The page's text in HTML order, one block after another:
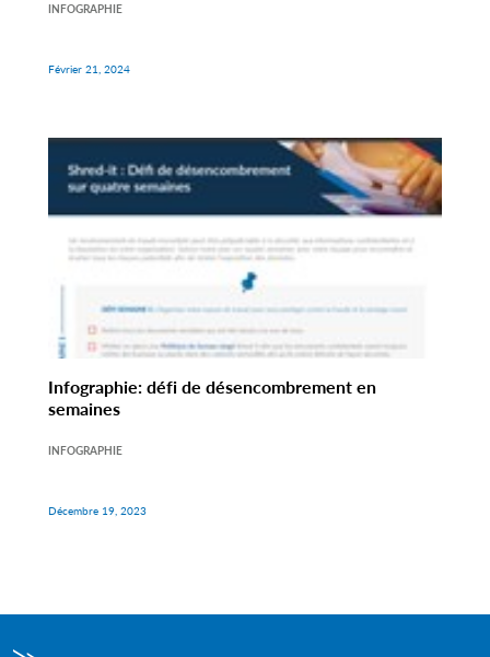
INFOGRAPHIE
Février 21, 2024
Infographie: défi de désencombrement en
semaines
INFOGRAPHIE
Décembre 19, 2023